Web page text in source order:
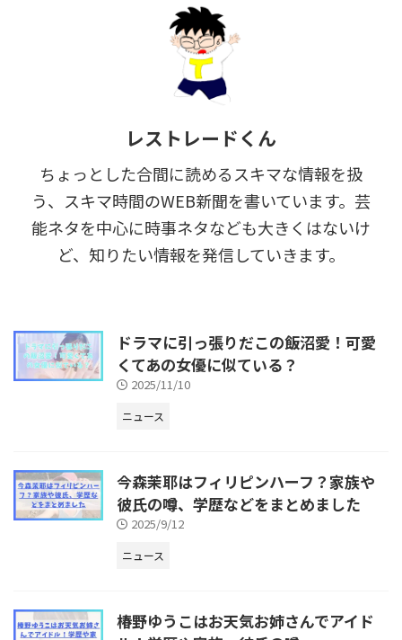
レストレードくん
ちょっとした合間に読めるスキマな情報を扱
う、スキマ時間のWEB新聞を書いています。芸
能ネタを中心に時事ネタなども大きくはないけ
ど、知りたい情報を発信していきます。
ドラマに引っ張りだこの飯沼愛！可愛
くてあの女優に似ている？
2025/11/10
ニュース
今森茉耶はフィリピンハーフ？家族や
彼氏の噂、学歴などをまとめました
2025/9/12
ニュース
椿野ゆうこはお天気お姉さんでアイド